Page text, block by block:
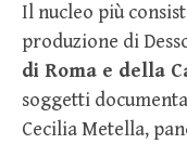
Il nucleo più
produzione di
di Roma e della
soggetti
Cecilia Metella,